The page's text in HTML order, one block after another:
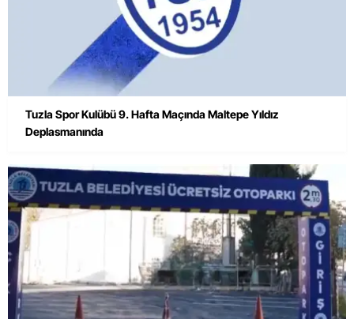
Tuzla Spor Kulübü 9. Hafta Maçında Maltepe Yıldız
Deplasmanında